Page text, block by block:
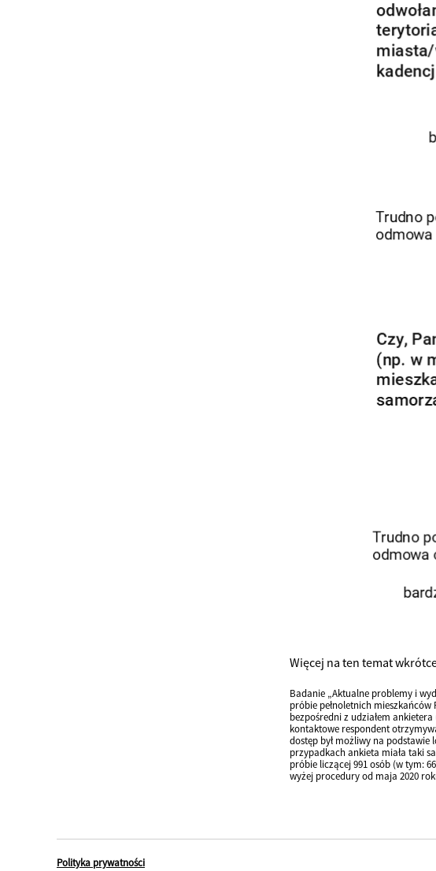
Więcej na ten temat
Badanie „Aktualne problemy i
próbie pełnoletnich
bezpośredni z udziałem
kontaktowe respondent
dostęp był możliwy na podstawie
przypadkach ankieta miała taki
próbie liczącej 991 osób (w tym:
wyżej procedury od maja 2020
Polityka prywatności